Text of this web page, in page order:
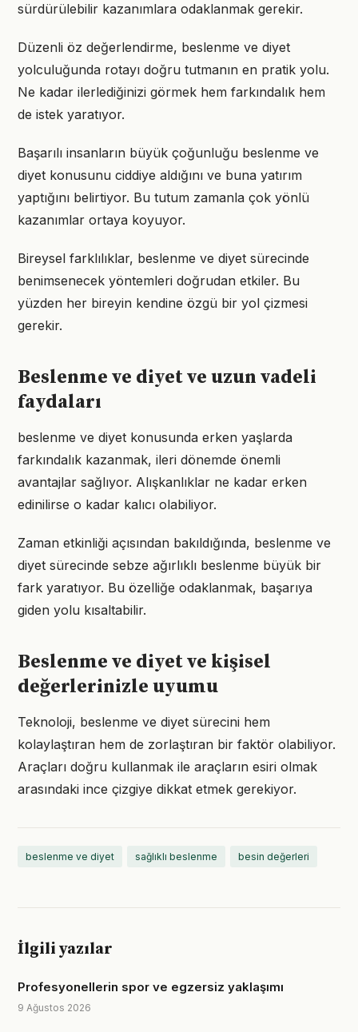
sürdürülebilir kazanımlara odaklanmak gerekir.
Düzenli öz değerlendirme, beslenme ve diyet
yolculuğunda rotayı doğru tutmanın en pratik yolu.
Ne kadar ilerlediğinizi görmek hem farkındalık hem
de istek yaratıyor.
Başarılı insanların büyük çoğunluğu beslenme ve
diyet konusunu ciddiye aldığını ve buna yatırım
yaptığını belirtiyor. Bu tutum zamanla çok yönlü
kazanımlar ortaya koyuyor.
Bireysel farklılıklar, beslenme ve diyet sürecinde
benimsenecek yöntemleri doğrudan etkiler. Bu
yüzden her bireyin kendine özgü bir yol çizmesi
gerekir.
Beslenme ve diyet ve uzun vadeli
faydaları
beslenme ve diyet konusunda erken yaşlarda
farkındalık kazanmak, ileri dönemde önemli
avantajlar sağlıyor. Alışkanlıklar ne kadar erken
edinilirse o kadar kalıcı olabiliyor.
Zaman etkinliği açısından bakıldığında, beslenme ve
diyet sürecinde sebze ağırlıklı beslenme büyük bir
fark yaratıyor. Bu özelliğe odaklanmak, başarıya
giden yolu kısaltabilir.
Beslenme ve diyet ve kişisel
değerlerinizle uyumu
Teknoloji, beslenme ve diyet sürecini hem
kolaylaştıran hem de zorlaştıran bir faktör olabiliyor.
Araçları doğru kullanmak ile araçların esiri olmak
arasındaki ince çizgiye dikkat etmek gerekiyor.
beslenme ve diyet sağlıklı beslenme besin değerleri
İlgili yazılar
Profesyonellerin spor ve egzersiz yaklaşımı
9 Ağustos 2026